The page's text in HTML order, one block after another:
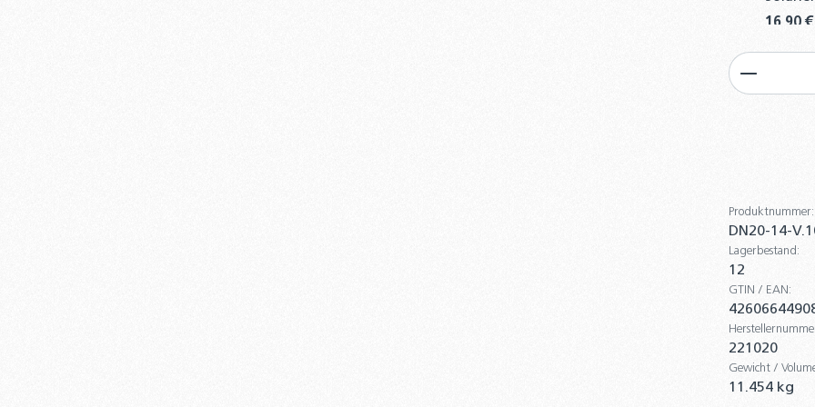
16,90 €
4er
219,00 €
4er-
260°C
6,30
DN20
10,90 €
Produktnummer:
DN20-14-
Lagerbestand:
12
GTIN / EAN:
221020
Gewicht /
11.454 kg